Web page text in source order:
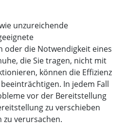
unzureichende
oder die Notwendigkeit eines
die Sie tragen, nicht mit
können die Effizienz
In jedem Fall
vor der Bereitstellung
zu verschieben
zu verursachen.